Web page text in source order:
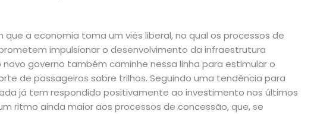
a economia toma um viés liberal, no qual os processos de
impulsionar o desenvolvimento da infraestrutura
governo também caminhe nessa linha para estimular o
de passageiros sobre trilhos. Seguindo uma tendência para
já tem respondido positivamente ao investimento nos últimos
ritmo ainda maior aos processos de concessão, que, se